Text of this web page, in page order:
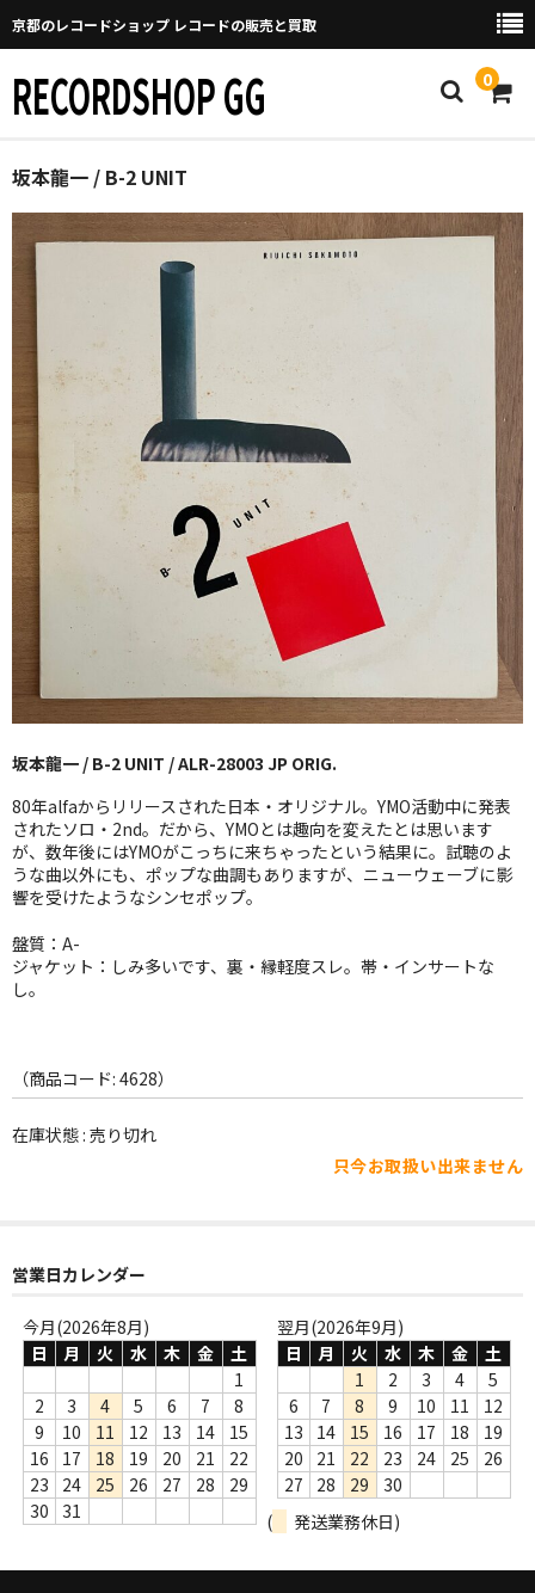
京都のレコードショップ レコードの販売と買取
RECORDSHOP GG 0
Home
マイページ
GGについて
取り置きなどについて
Categories
New Arrivals
GG RECORD （当店のレーベル）
全商品
JAZZ-US
BLUE NOTE
JAZZ-EU
JAZZ-JP
JAZZ-VOCAL
ROCK
WORLD
その他
Webのみ no.1
Webのみ no.2
Webのみ no.4
売り切れ
Help
送料
坂本龍一 / B-2 UNIT
坂本龍一 / B-2 UNIT / ALR-28003 JP ORIG.
80年alfaからリリースされた日本・オリジナル。YMO活動中に発表
されたソロ・2nd。だから、YMOとは趣向を変えたとは思います
が、数年後にはYMOがこっちに来ちゃったという結果に。試聴のよ
うな曲以外にも、ポップな曲調もありますが、ニューウェーブに影
響を受けたようなシンセポップ。
盤質：A-
ジャケット：しみ多いです、裏・縁軽度スレ。帯・インサートな
し。
（商品コード: 4628）
在庫状態 : 売り切れ
只今お取扱い出来ません
営業日カレンダー
今月(2026年8月)
日
月 火 水 木 金
土
1
2
3 4 5 6 7
8
9
10 11 12 13 14
15
16
17 18 19 20 21
22
23
24 25 26 27 28
29
30
31
翌月(2026年9月)
日
月 火 水 木 金
土
1
2 3 4
5
6
7 8 9 10 11
12
13
14 15 16 17 18
19
20
21 22 23 24 25
26
27
28 29
30
(
発送業務休日)